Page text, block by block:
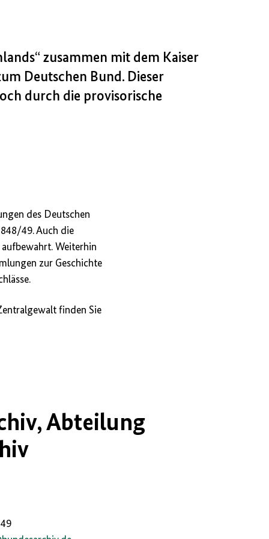
zusammen mit dem Kaiser
Deutschen Bund. Dieser
durch die provisorische
des Deutschen
49. Auch die
Weiterhin
zur Geschichte
finden Sie
Abteilung